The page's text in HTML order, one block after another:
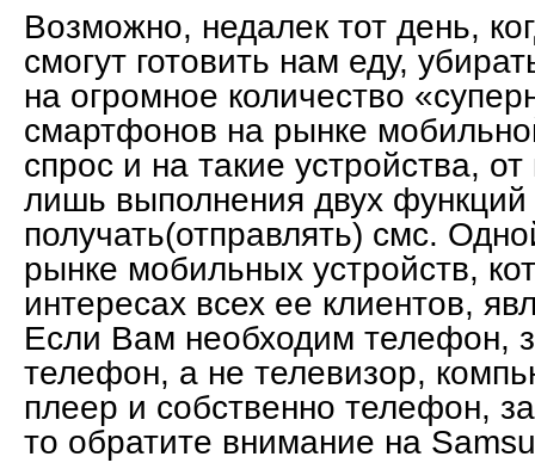
Возможно, недалек тот день,
смогут готовить нам еду,
на огромное количество
смартфонов на рынке
спрос и на такие устройства,
лишь выполнения двух функций
получать(отправлять) смс.
рынке мобильных устройств,
интересах всех ее клиентов,
Если Вам необходим телефон,
телефон, а не телевизор,
плеер и собственно телефон,
то обратите внимание на